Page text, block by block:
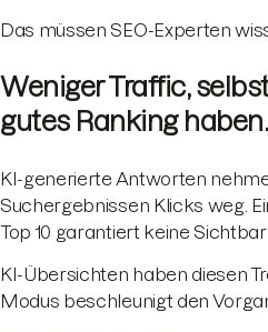
Das müssen SEO-Experten
Weniger Traffic,
gutes Ranking haben.
KI-generierte Antworten
Suchergebnissen Klicks weg.
Top 10 garantiert keine
KI-Übersichten haben diesen
Modus beschleunigt den